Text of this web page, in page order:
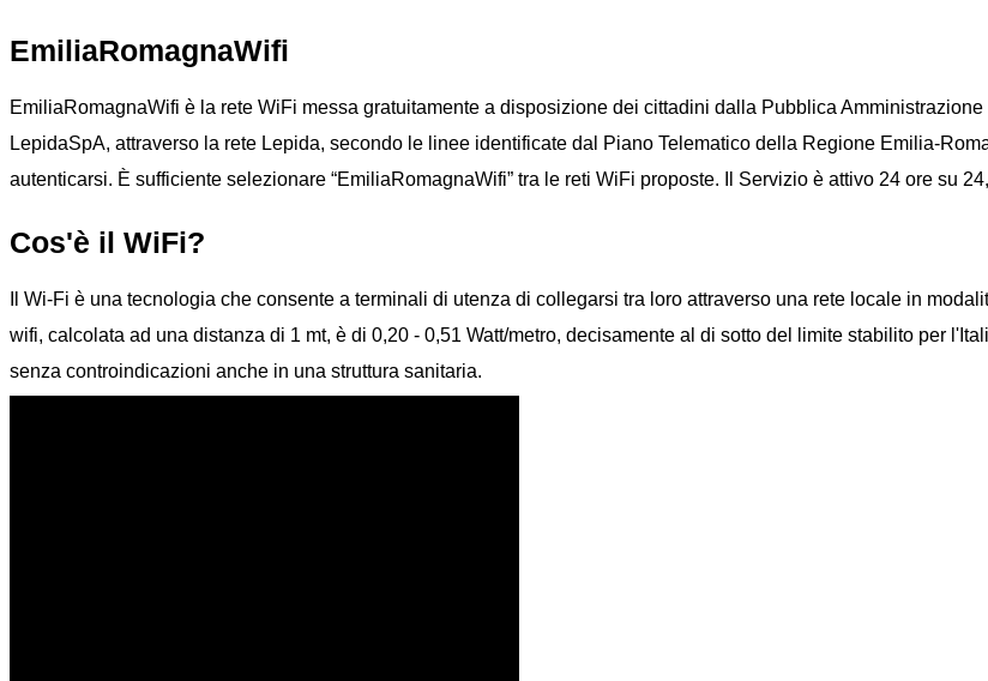
EmiliaRomagnaWifi
EmiliaRomagnaWifi è la rete WiFi messa gratuitamente a disposizione dei cittadini dalla Pubblica
LepidaSpA, attraverso la rete Lepida, secondo le linee identificate dal Piano Telematico della Regione Emilia-
autenticarsi. È sufficiente selezionare “EmiliaRomagnaWifi” tra le reti WiFi proposte. Il Servizio è attivo 24 ore su
Cos'è il WiFi?
Il Wi-Fi è una tecnologia che consente a terminali di utenza di collegarsi tra loro attraverso una rete locale in
wifi, calcolata ad una distanza di 1 mt, è di 0,20 - 0,51 Watt/metro, decisamente al di sotto del limite stabilito per
senza controindicazioni anche in una struttura sanitaria.